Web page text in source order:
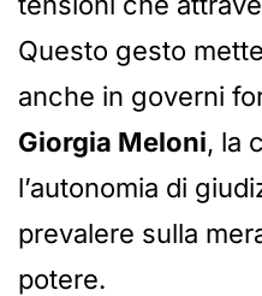
Questo gesto
anche in governi
Giorgia Meloni, la
l’autonomia di
prevalere sulla
potere.